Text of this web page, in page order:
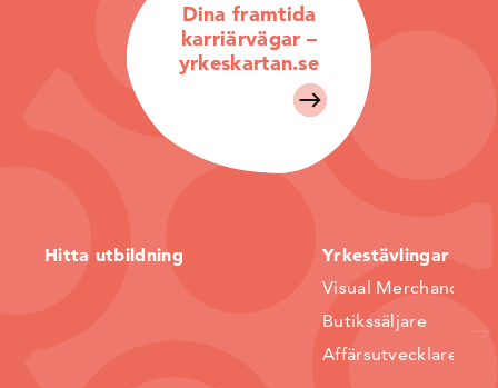
Dina framtida
karriärvägar –
yrkeskartan.se
Hitta utbildning Yrkestävlingar
Visual Merchandiser
Butikssäljare
Affärsutvecklare